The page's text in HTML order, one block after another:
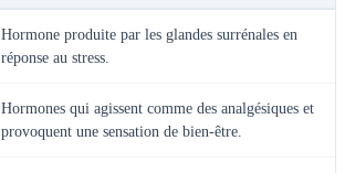
Hormone produite par les glandes surrénales en
réponse au stress.
Hormones qui agissent comme des analgésiques et
provoquent une sensation de bien-être.